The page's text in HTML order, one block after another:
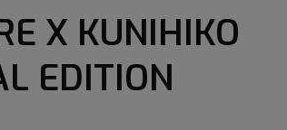
X KUNIHIKO
EDITION